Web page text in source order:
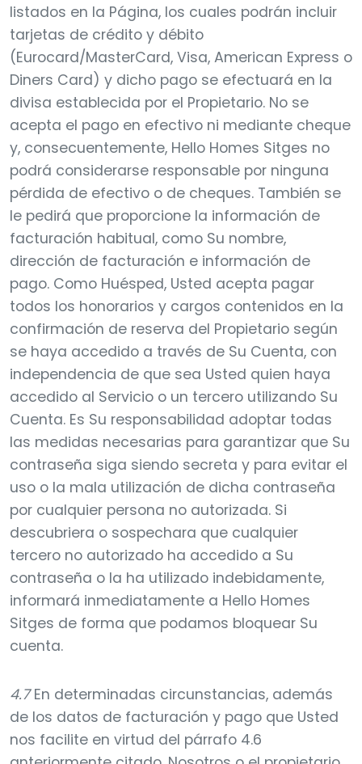
listados en la Página, los cuales podrán incluir
tarjetas de crédito y débito
(Eurocard/MasterCard, Visa, American Express o
Diners Card) y dicho pago se efectuará en la
divisa establecida por el Propietario. No se
acepta el pago en efectivo ni mediante cheque
y, consecuentemente, Hello Homes Sitges no
podrá considerarse responsable por ninguna
pérdida de efectivo o de cheques. También se
le pedirá que proporcione la información de
facturación habitual, como Su nombre,
dirección de facturación e información de
pago. Como Huésped, Usted acepta pagar
todos los honorarios y cargos contenidos en la
confirmación de reserva del Propietario según
se haya accedido a través de Su Cuenta, con
independencia de que sea Usted quien haya
accedido al Servicio o un tercero utilizando Su
Cuenta. Es Su responsabilidad adoptar todas
las medidas necesarias para garantizar que Su
contraseña siga siendo secreta y para evitar el
uso o la mala utilización de dicha contraseña
por cualquier persona no autorizada. Si
descubriera o sospechara que cualquier
tercero no autorizado ha accedido a Su
contraseña o la ha utilizado indebidamente,
informará inmediatamente a Hello Homes
Sitges de forma que podamos bloquear Su
cuenta.
4.7En determinadas circunstancias, además
de los datos de facturación y pago que Usted
nos facilite en virtud del párrafo 4.6